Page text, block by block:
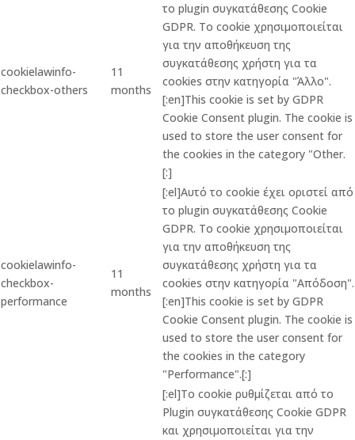
cookielawinfo-
checkbox-others
11
months
το plugin συγκατάθεσης Cookie
GDPR. Το cookie χρησιμοποιείται
για την αποθήκευση της
συγκατάθεσης χρήστη για τα
cookies στην κατηγορία "Άλλο".
[:en]This cookie is set by GDPR
Cookie Consent plugin. The cookie is
used to store the user consent for
the cookies in the category "Other.
[:]
cookielawinfo-
checkbox-
performance
11
months
[:el]Αυτό το cookie έχει οριστεί από
το plugin συγκατάθεσης Cookie
GDPR. Το cookie χρησιμοποιείται
για την αποθήκευση της
συγκατάθεσης χρήστη για τα
cookies στην κατηγορία "Απόδοση".
[:en]This cookie is set by GDPR
Cookie Consent plugin. The cookie is
used to store the user consent for
the cookies in the category
"Performance".[:]
[:el]Το cookie ρυθμίζεται από το
Plugin συγκατάθεσης Cookie GDPR
και χρησιμοποιείται για την